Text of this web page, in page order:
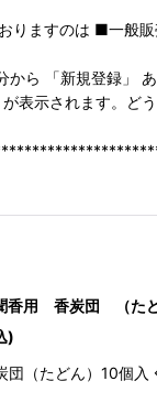
りますのは ■一般
ら 「新規登録」
されます。どう
香用 香炭団 （
)
（たどん）10個